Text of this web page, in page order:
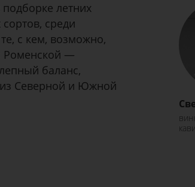
летних
среди
с кем, возможно,
Роменской —
баланс,
Северной и Южной